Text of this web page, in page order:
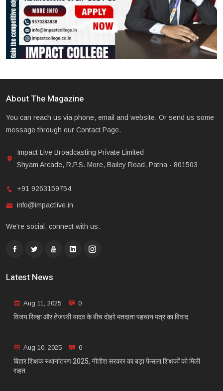
About The Magazine
You can reach us via phone, email and website. Or send us some
message through our Contact Page.
Impact Live Broadcasting Private Limited
Shyam Arcade, R.P.S. More, Bailey Road, Patna - 801503
+91 9263159754
info@impactlive.in
We're social, connect with us:
Latest News
Aug 11, 2025 0
विजय सिन्हा और तेजस्वी यादव के बीच दोहरे मतदाता पहचान पत्र का विवाद
Aug 10, 2025 0
बिहार शिक्षक स्थानांतरण 2025, नीतीश सरकार का बड़ा फैसला शिक्षकों को मिली
राहत